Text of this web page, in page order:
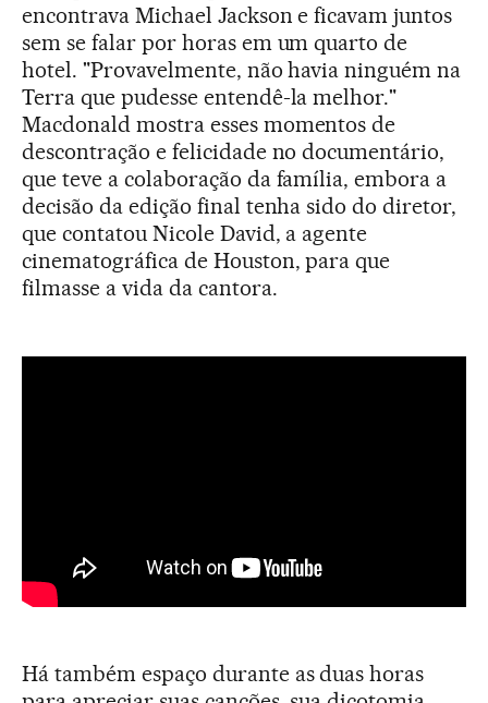
encontrava Michael Jackson e ficavam juntos
sem se falar por horas em um quarto de
hotel. "Provavelmente, não havia ninguém na
Terra que pudesse entendê-la melhor."
Macdonald mostra esses momentos de
descontração e felicidade no documentário,
que teve a colaboração da família, embora a
decisão da edição final tenha sido do diretor,
que contatou Nicole David, a agente
cinematográfica de Houston, para que
filmasse a vida da cantora.
Há também espaço durante as duas horas